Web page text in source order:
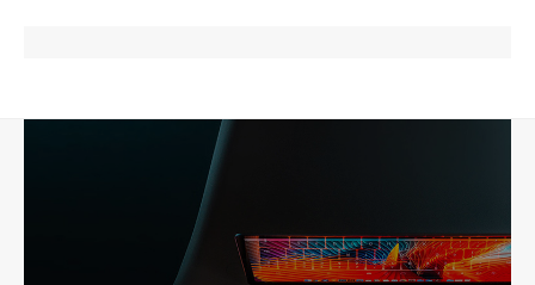
宁波高端网站建设公司推荐，移动端验收别放到最后